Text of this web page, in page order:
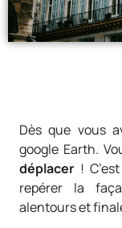
Dès que vous
google Earth.
déplacer !
repérer la
alentours et